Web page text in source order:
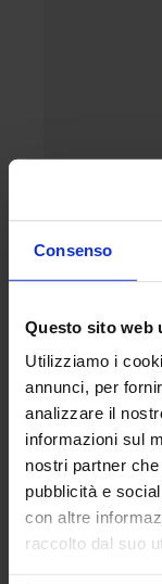
Consenso
Questo sito web
Utilizziamo i
annunci, per
analizzare il
informazioni sul
nostri partner
pubblicità e
con altre
raccolto dal suo